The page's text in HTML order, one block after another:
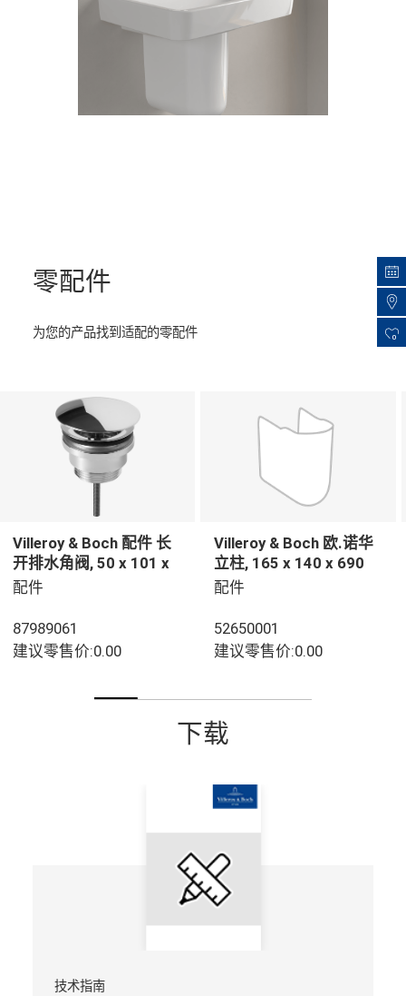
0
零配件
为您的产品找到适配的零配件
Villeroy & Boch 配件 长
开排水角阀, 50 x 101 x
45 mm, 镀铬
配件
87989061
建议零售价:0.00
Villeroy & Boch 欧.诺华
立柱, 165 x 140 x 690
mm, 白色
配件
52650001
建议零售价:0.00
下载
技术指南